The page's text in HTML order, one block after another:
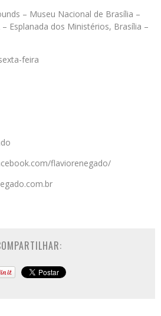
– Museu Nacional de Brasília –
Esplanada dos Ministérios, Brasília –
feira
flaviorenegado/